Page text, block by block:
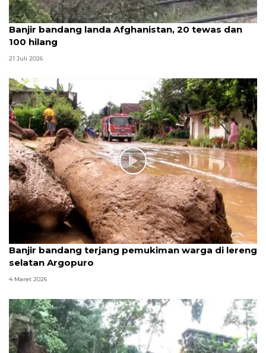
Banjir bandang landa Afghanistan, 20 tewas dan
100 hilang
21 Juli 2026
Banjir bandang terjang pemukiman warga di lereng
selatan Argopuro
4 Maret 2026